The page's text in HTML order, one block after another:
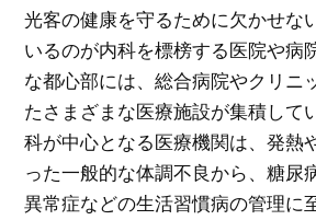
光客の健康を守るために欠かせな
いるのが内科を標榜する医院や病
な都心部には、総合病院やクリニ
たさまざまな医療施設が集積して
科が中心となる医療機関は、発熱
った一般的な体調不良から、糖尿
異常症などの生活習慣病の管理に